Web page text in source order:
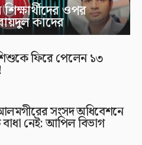
ওপর
কাদের
ফিরে পেলেন ১৩
সংসদ অধিবেশনে
নেই: আপিল বিভাগ